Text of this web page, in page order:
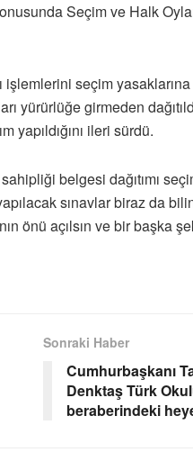
Seçim ve Halk
işlemlerini seçim
yürürlüğe girmeden
yapıldığını ileri sürdü.
belgesi dağıtımı
sınavlar biraz da
önü açılsın ve bir başka
Sonraki Haber
Cumhurbaşkanı
Denktaş Türk
beraberindeki